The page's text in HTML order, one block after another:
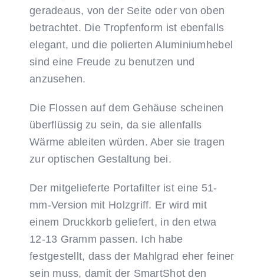
geradeaus, von der Seite oder von oben
betrachtet. Die Tropfenform ist ebenfalls
elegant, und die polierten Aluminiumhebel
sind eine Freude zu benutzen und
anzusehen.
Die Flossen auf dem Gehäuse scheinen
überflüssig zu sein, da sie allenfalls
Wärme ableiten würden. Aber sie tragen
zur optischen Gestaltung bei.
Der mitgelieferte Portafilter ist eine 51-
mm-Version mit Holzgriff. Er wird mit
einem Druckkorb geliefert, in den etwa
12-13 Gramm passen. Ich habe
festgestellt, dass der Mahlgrad eher feiner
sein muss, damit der SmartShot den